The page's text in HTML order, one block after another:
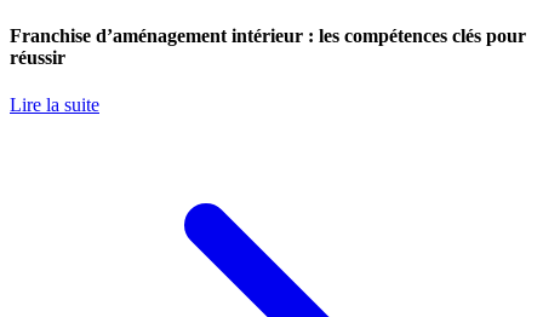
Franchise d’aménagement intérieur : les compétences clés pour
réussir
Lire la suite